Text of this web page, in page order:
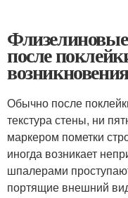
после
Обычно после
текстура стены, ни
маркером пометки
иногда возникает
шпалерами
портящие внешний